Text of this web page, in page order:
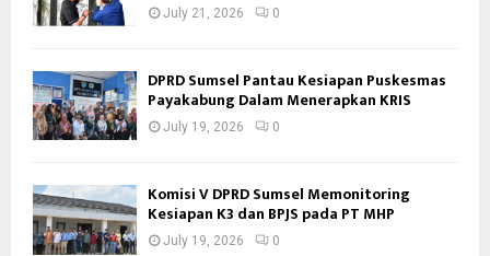
July 21, 2026 0
DPRD Sumsel Pantau Kesiapan Puskesmas
Payakabung Dalam Menerapkan KRIS
July 19, 2026 0
Komisi V DPRD Sumsel Memonitoring
Kesiapan K3 dan BPJS pada PT MHP
July 19, 2026 0